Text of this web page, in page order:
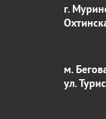
г.
м.
ул.